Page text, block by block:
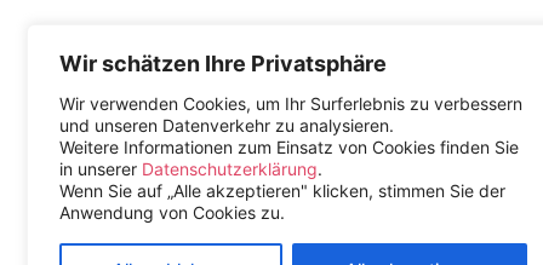
Wir schätzen Ihre Privatsphäre
Wir verwenden Cookies, um Ihr Surferlebnis zu verbessern
und unseren Datenverkehr zu analysieren.
Weitere Informationen zum Einsatz von Cookies finden Sie
in unserer Datenschutzerklärung.
Wenn Sie auf „Alle akzeptieren" klicken, stimmen Sie der
Anwendung von Cookies zu.